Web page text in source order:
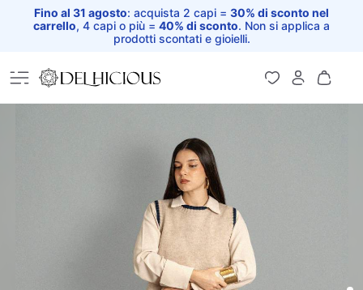
Fino al 31 agosto: acquista 2 capi = 30% di sconto nel
carrello, 4 capi o più = 40% di sconto. Non si applica a
prodotti scontati e gioielli.
Home